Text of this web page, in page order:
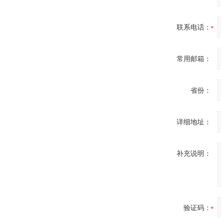
联系电话：
常用邮箱：
省份：
详细地址：
补充说明：
验证码：